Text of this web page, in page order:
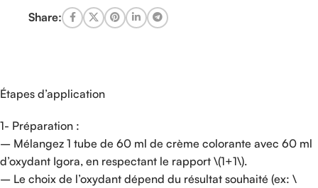
Share:
Étapes d’application
1- Préparation :
– Mélangez 1 tube de 60 ml de crème colorante avec 60 ml
d’oxydant Igora, en respectant le rapport \(1+1\).
– Le choix de l’oxydant dépend du résultat souhaité (ex: \